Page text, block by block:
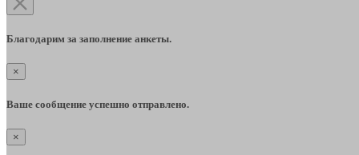
Благодарим за заполнение анкеты.
×
Ваше сообщение успешно отправлено.
×